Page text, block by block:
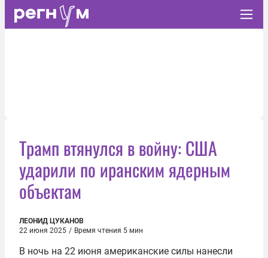
Трамп втянулся в войну: США
ударили по иранским ядерным
объектам
ЛЕОНИД ЦУКАНОВ
22 июня 2025 / Время чтения 5 мин
В ночь на 22 июня американские силы нанесли